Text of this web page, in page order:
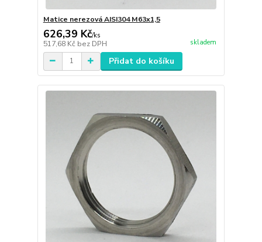
Matice nerezová AISI304 M63x1,5
626,39 Kč/ks
517,68 Kč bez DPH skladem
Přidat do košíku